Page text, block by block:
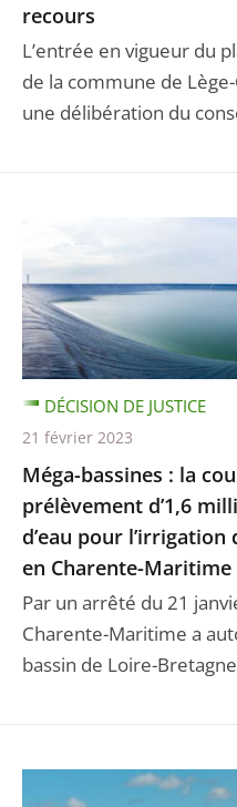
recours
L’entrée en vigueur du
de la commune de
une délibération du
Méga-bassines : la
prélèvement d’1,6
d’eau pour
en Charente-Maritime
Par un arrêté du 21
Charente-Maritime a
bassin de Loire-
DÉCISION DE JUSTICE
21 février 2023